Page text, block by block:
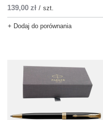
139,00 zł / szt.
+ Dodaj do porównania